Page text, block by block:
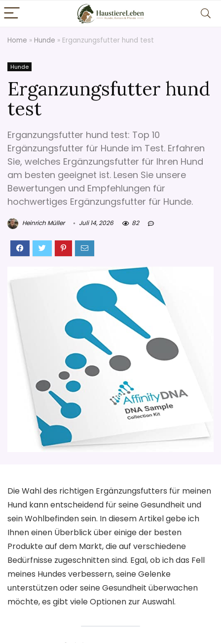
Home » Hunde » Erganzungsfutter hund test
Hunde
Erganzungsfutter hund
test
Erganzungsfutter hund test: Top 10
Ergänzungsfutter für Hunde im Test. Erfahren
Sie, welches Ergänzungsfutter für Ihren Hund
am besten geeignet ist. Lesen Sie unsere
Bewertungen und Empfehlungen für
hochwertiges Ergänzungsfutter für Hunde.
Heinrich Müller Juli 14, 2026 82
Die Wahl des richtigen Ergänzungsfutters für meinen
Hund kann entscheidend für seine Gesundheit und
sein Wohlbefinden sein. In diesem Artikel gebe ich
Ihnen einen Überblick über einige der besten
Produkte auf dem Markt, die auf verschiedene
Bedürfnisse zugeschnitten sind. Egal, ob ich das Fell
meines Hundes verbessern, seine Gelenke
unterstützen oder seine Gesundheit überwachen
möchte, es gibt viele Optionen zur Auswahl.